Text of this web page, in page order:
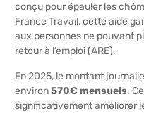
conçu pour épauler les
France Travail, cette aide
aux personnes ne pouvant
retour à l’emploi (ARE).
En 2025, le montant
environ570€ mensuels.
significativement améliorer